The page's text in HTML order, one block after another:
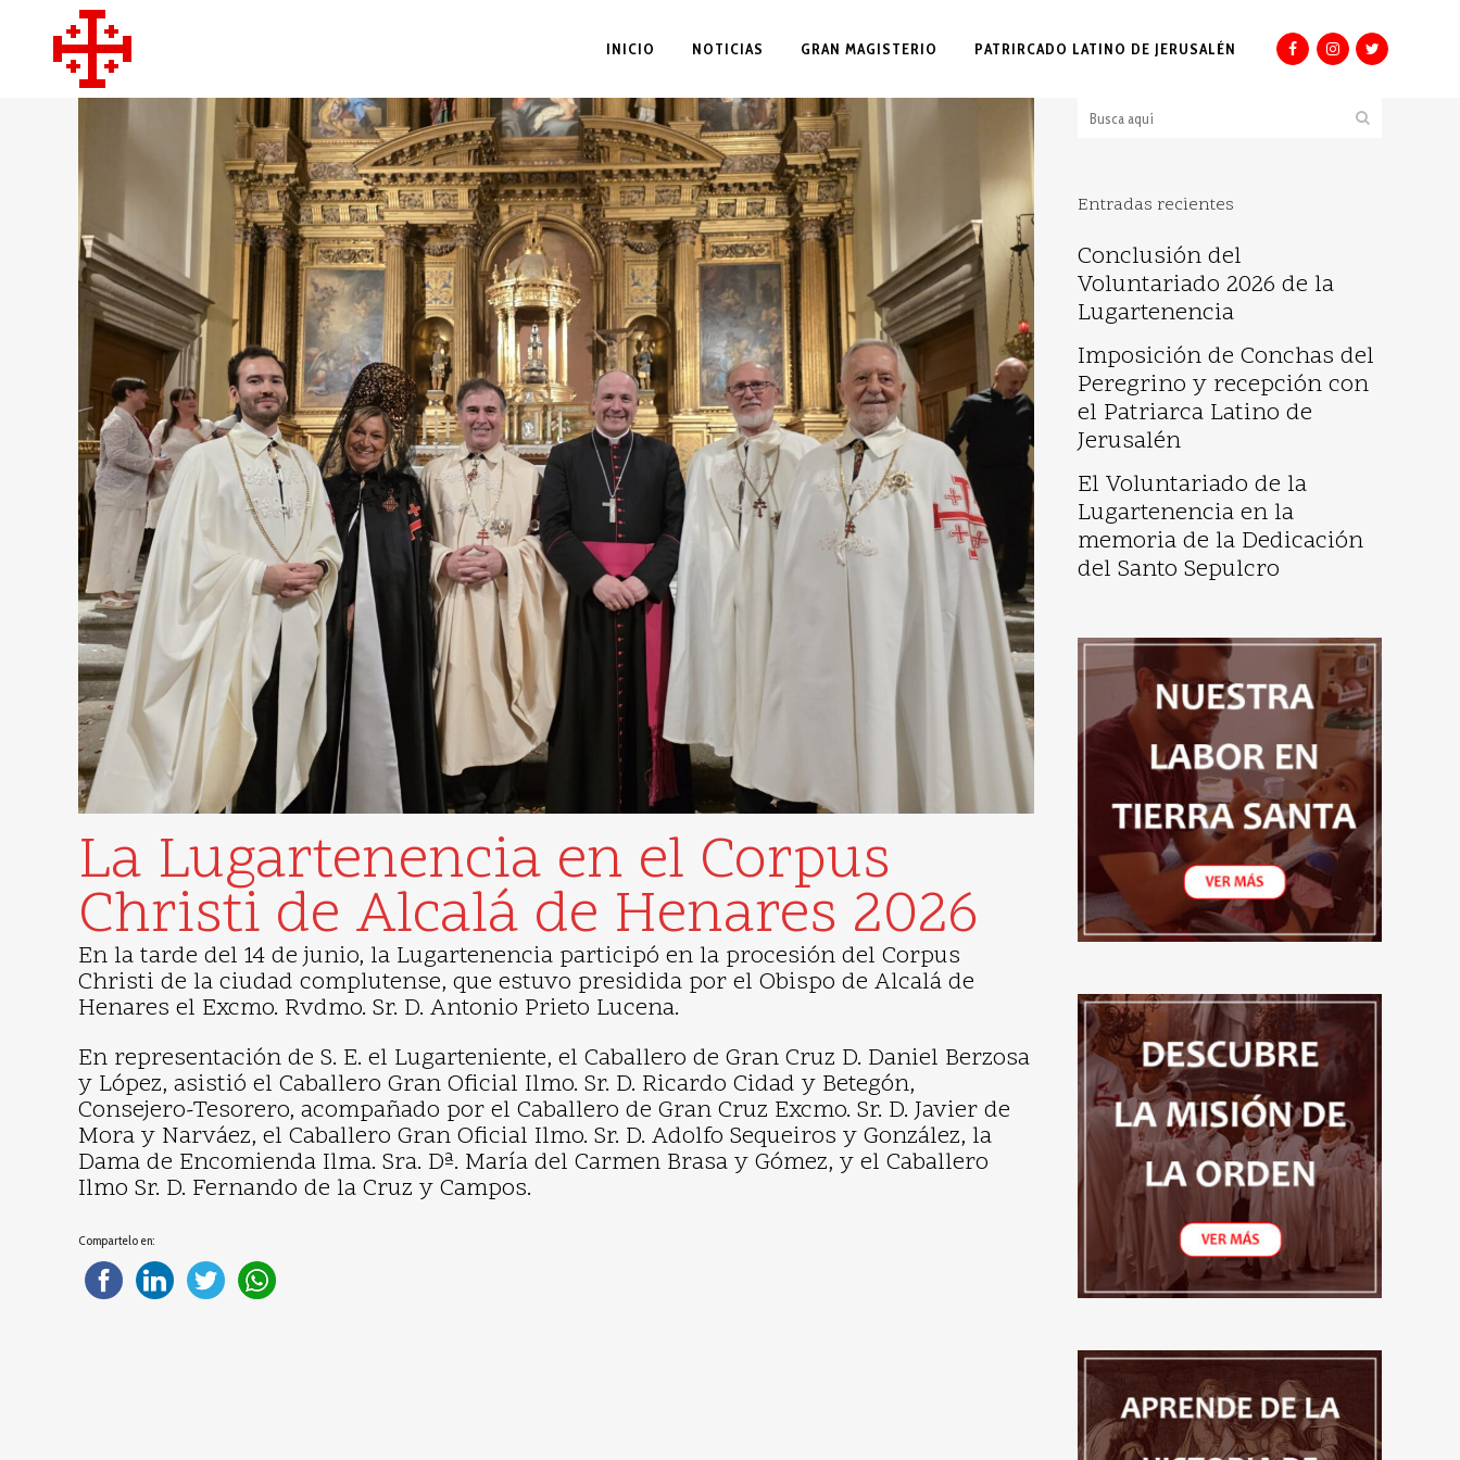
INICIO NOTICIAS GRAN MAGISTERIO PATRIRCADO LATINO DE JERUSALÉN
La Lugartenencia en el Corpus
Christi de Alcalá de Henares 2026
En la tarde del 14 de junio, la Lugartenencia participó en la procesión del Corpus
Christi de la ciudad complutense, que estuvo presidida por el Obispo de Alcalá de
Henares el Excmo. Rvdmo. Sr. D. Antonio Prieto Lucena.
En representación de S. E. el Lugarteniente, el Caballero de Gran Cruz D. Daniel Berzosa
y López, asistió el Caballero Gran Oficial Ilmo. Sr. D. Ricardo Cidad y Betegón,
Consejero-Tesorero, acompañado por el Caballero de Gran Cruz Excmo. Sr. D. Javier de
Mora y Narváez, el Caballero Gran Oficial Ilmo. Sr. D. Adolfo Sequeiros y González, la
Dama de Encomienda Ilma. Sra. Dª. María del Carmen Brasa y Gómez, y el Caballero
Ilmo Sr. D. Fernando de la Cruz y Campos.
Compartelo en:
Entradas recientes
Conclusión del
Voluntariado 2026 de la
Lugartenencia
Imposición de Conchas del
Peregrino y recepción con
el Patriarca Latino de
Jerusalén
El Voluntariado de la
Lugartenencia en la
memoria de la Dedicación
del Santo Sepulcro